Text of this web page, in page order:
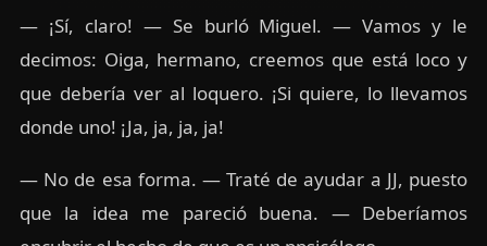
— ¡Sí, claro! — Se burló Miguel. — Vamos y le
decimos: Oiga, hermano, creemos que está loco y
que debería ver al loquero. ¡Si quiere, lo llevamos
donde uno! ¡Ja, ja, ja, ja!
— No de esa forma. — Traté de ayudar a JJ, puesto
que la idea me pareció buena. — Deberíamos